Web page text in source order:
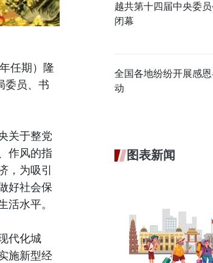
任期）隆
委员、书
关于整党
作风的指
，为吸引
好社会保
水平。
代化城
施新型经
越共第十四届中央委
闭幕
全国各地纷纷开展感
动
图表新闻